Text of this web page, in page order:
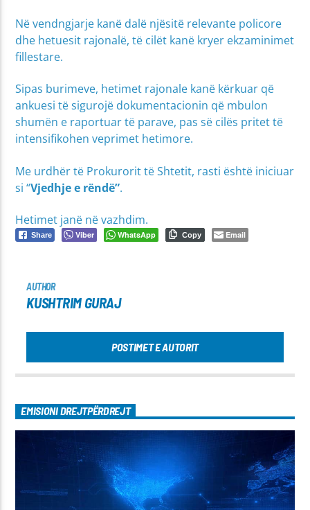
Në vendngjarje kanë dalë njësitë relevante policore
dhe hetuesit rajonalë, të cilët kanë kryer ekzaminimet
fillestare.
Sipas burimeve, hetimet rajonale kanë kërkuar që
ankuesi të sigurojë dokumentacionin që mbulon
shumën e raportuar të parave, pas së cilës pritet të
intensifikohen veprimet hetimore.
Me urdhër të Prokurorit të Shtetit, rasti është iniciuar
si “Vjedhje e rëndë”.
Hetimet janë në vazhdim.
Share Viber WhatsApp Copy Email
AUTHOR
KUSHTRIM GURAJ
POSTIMET E AUTORIT
EMISIONI DREJTPËRDREJT